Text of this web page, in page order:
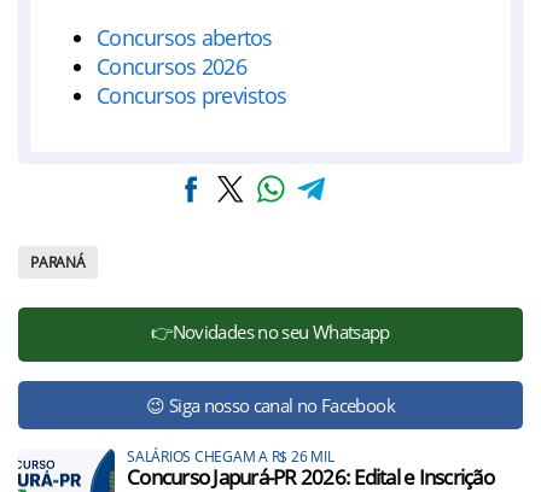
Concursos abertos
Concursos 2026
Concursos previstos
PARANÁ
👉Novidades no seu Whatsapp
😉 Siga nosso canal no Facebook
SALÁRIOS CHEGAM A R$ 26 MIL
Concurso Japurá-PR 2026: Edital e Inscrição